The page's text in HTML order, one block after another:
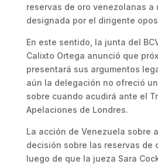
reservas de oro venezolanas a
designada por el dirigente
En este sentido, la junta del
Calixto Ortega anunció que
presentará sus argumentos
aún la delegación no ofreció
sobre cuando acudirá ante el
Apelaciones de Londres.
La acción de Venezuela sobre
decisión sobre las reservas de
luego de que la jueza Sara